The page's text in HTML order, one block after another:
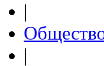
|
|